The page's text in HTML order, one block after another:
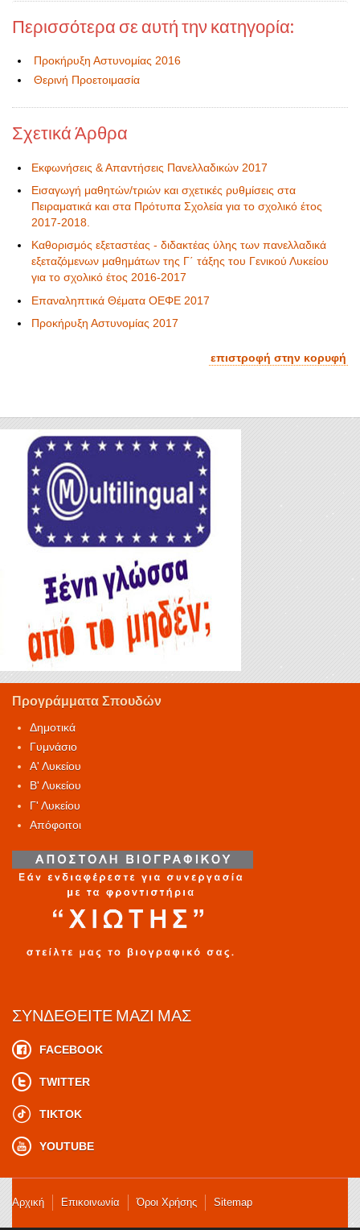
Περισσότερα σε αυτή την κατηγορία:
Προκήρυξη Αστυνομίας 2016
Θερινή Προετοιμασία
Σχετικά Άρθρα
Εκφωνήσεις & Απαντήσεις Πανελλαδικών 2017
Εισαγωγή μαθητών/τριών και σχετικές ρυθμίσεις στα
Πειραματικά και στα Πρότυπα Σχολεία για το σχολικό έτος
2017-2018.
Καθορισμός εξεταστέας - διδακτέας ύλης των πανελλαδικά
εξεταζόμενων μαθημάτων της Γ΄ τάξης του Γενικού Λυκείου
για το σχολικό έτος 2016-2017
Επαναληπτικά Θέματα ΟΕΦΕ 2017
Προκήρυξη Αστυνομίας 2017
επιστροφή στην κορυφή
Προγράμματα Σπουδών
Δημοτικά
Γυμνάσιο
Α' Λυκείου
Β' Λυκείου
Γ' Λυκείου
Απόφοιτοι
ΣΥΝΔΕΘΕΊΤΕ ΜΑΖΊ ΜΑΣ
FACEBOOK
TWITTER
TIKTOK
YOUTUBE
Αρχική Επικοινωνία Όροι Χρήσης Sitemap